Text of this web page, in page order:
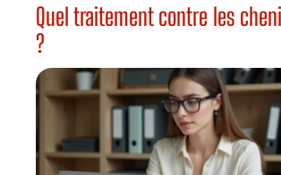
Quel traitement contre les
?